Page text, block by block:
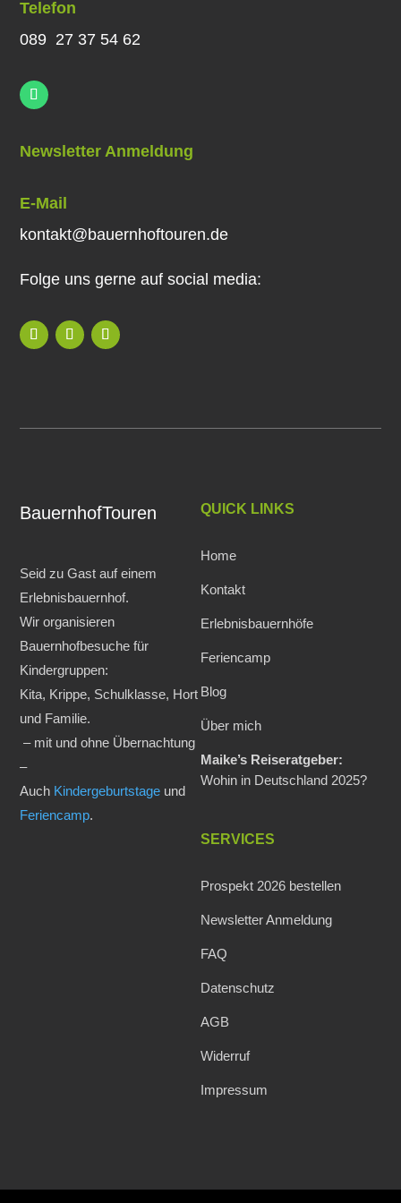
Telefon
089 27 37 54 62
Newsletter Anmeldung
E-Mail
kontakt@bauernhoftouren.de
Folge uns gerne auf social media:
BauernhofTouren
Seid zu Gast auf einem
Erlebnisbauernhof.
Wir organisieren
Bauernhofbesuche für
Kindergruppen:
Kita, Krippe, Schulklasse, Hort
und Familie.
– mit und ohne Übernachtung
–
Auch Kindergeburtstage und
Feriencamp.
QUICK LINKS
Home
Kontakt
Erlebnisbauernhöfe
Feriencamp
Blog
Über mich
Maike’s Reiseratgeber:
Wohin in Deutschland 2025?
SERVICES
Prospekt 2026 bestellen
Newsletter Anmeldung
FAQ
Datenschutz
AGB
Widerruf
Impressum